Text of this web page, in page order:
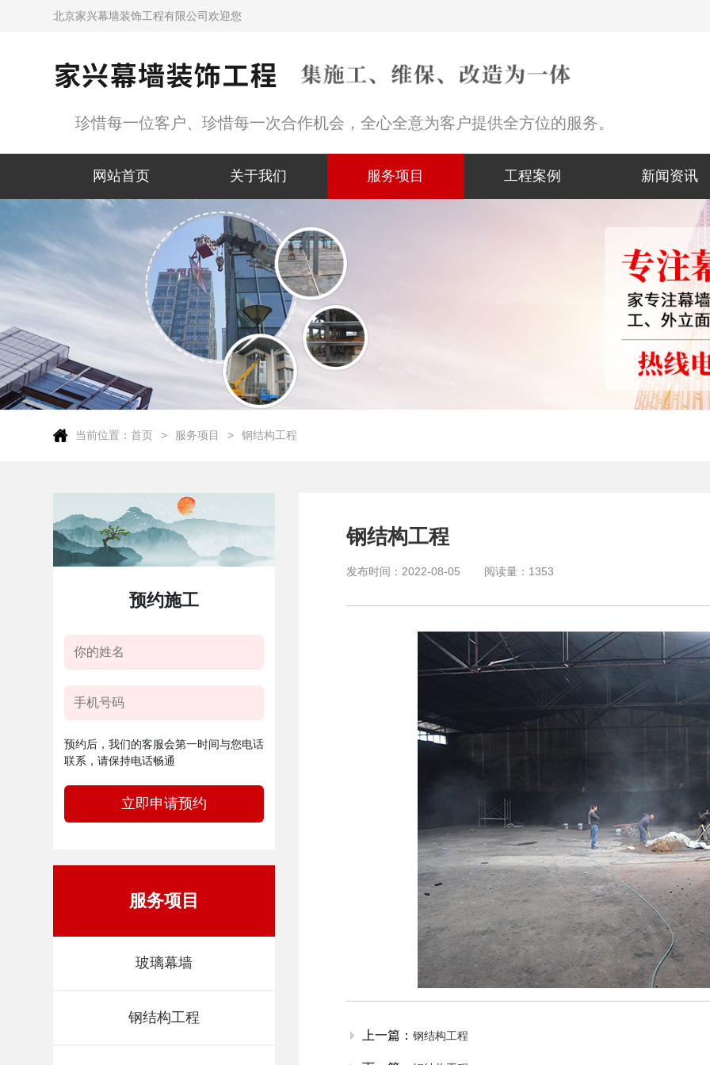
北京家兴幕墙装饰工程有限公司欢迎您
珍惜每一位客户、珍惜每一次合作机会，全心全意为客户提供全方位的服务。
网站首页 关于我们 服务项目 工程案例 新闻资讯
当前位置： 首页 服务项目 钢结构工程
预约施工
预约后，我们的客服会第一时间与您电话
联系，请保持电话畅通
立即申请预约
服务项目
玻璃幕墙
钢结构工程
钢结构工程
发布时间： 2022-08-05 阅读量： 1353
上一篇： 钢结构工程